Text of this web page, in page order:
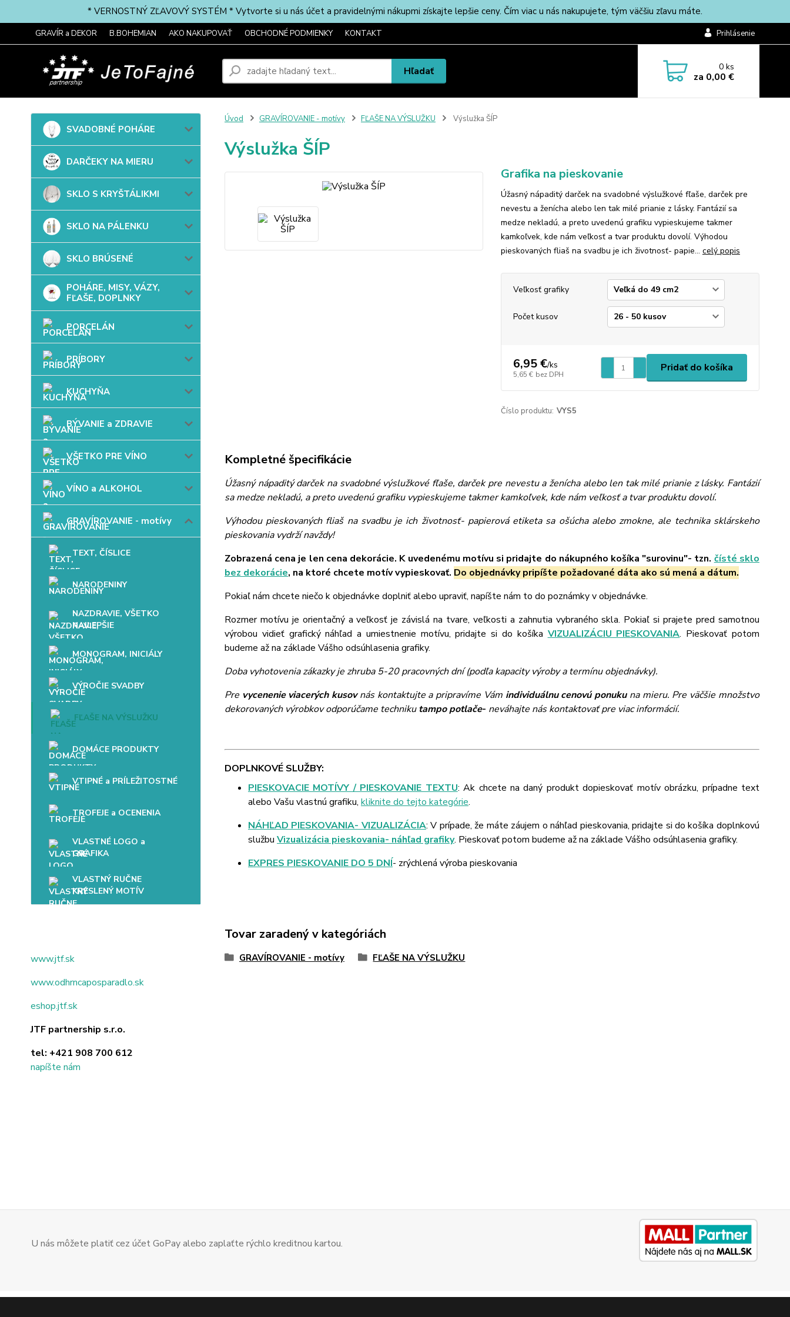
* VERNOSTNÝ ZĽAVOVÝ SYSTÉM * Vytvorte si u nás účet a pravidelnými nákupmi získajte lepšie ceny. Čím viac u nás nakupujete, tým väčšiu zľavu máte.
GRAVÍR a DEKOR B.BOHEMIAN AKO NAKUPOVAŤ OBCHODNÉ PODMIENKY KONTAKT Prihlásenie
Hľadať 0ks
za 0,00 €
SVADOBNÉ POHÁRE
DARČEKY NA MIERU
SKLO S KRYŠTÁLIKMI
SKLO NA PÁLENKU
SKLO BRÚSENÉ
POHÁRE, MISY, VÁZY,
FĽAŠE, DOPLNKY
PORCELÁN
PRÍBORY
KUCHYŇA
BÝVANIE a ZDRAVIE
VŠETKO PRE VÍNO
VÍNO a ALKOHOL
GRAVÍROVANIE - motívy
TEXT, ČÍSLICE
NARODENINY
NAZDRAVIE, VŠETKO
NAJLEPŠIE
MONOGRAM, INICIÁLY
VÝROČIE SVADBY
FĽAŠE NA VÝSLUŽKU
DOMÁCE PRODUKTY
VTIPNÉ a PRÍLEŽITOSTNÉ
TROFEJE a OCENENIA
VLASTNÉ LOGO a
GRAFIKA
VLASTNÝ RUČNE
KRESLENÝ MOTÍV
www.jtf.sk
www.odhrncaposparadlo.sk
eshop.jtf.sk
JTF partnership s.r.o.
tel: +421 908 700 612
napíšte nám
Úvod GRAVÍROVANIE - motívy FĽAŠE NA VÝSLUŽKU Výslužka ŠÍP
Výslužka ŠÍP
Grafika na pieskovanie
Úžasný nápaditý darček na svadobné výslužkové fľaše, darček pre
nevestu a ženícha alebo len tak milé prianie z lásky. Fantázií sa
medze nekladú, a preto uvedenú grafiku vypieskujeme takmer
kamkoľvek, kde nám veľkosť a tvar produktu dovolí. Výhodou
pieskovaných fliaš na svadbu je ich životnosť- papie... celý popis
Veľkosť grafiky
Počet kusov
6,95 €/ks
5,65 € bez DPH
Pridať do košíka
Číslo produktu: VYS5
Kompletné špecifikácie
Úžasný nápaditý darček na svadobné výslužkové fľaše, darček pre nevestu a ženícha alebo len tak milé prianie z lásky. Fantázií
sa medze nekladú, a preto uvedenú grafiku vypieskujeme takmer kamkoľvek, kde nám veľkosť a tvar produktu dovolí.
Výhodou pieskovaných fliaš na svadbu je ich životnosť- papierová etiketa sa ošúcha alebo zmokne, ale technika sklárskeho
pieskovania vydrží navždy!
Zobrazená cena je len cena dekorácie. K uvedenému motívu si pridajte do nákupného košíka "surovinu"- tzn. čísté sklo
bez dekorácie, na ktoré chcete motív vypieskovať. Do objednávky pripíšte požadované dáta ako sú mená a dátum.
Pokiaľ nám chcete niečo k objednávke doplniť alebo upraviť, napíšte nám to do poznámky v objednávke.
Rozmer motívu je orientačný a veľkosť je závislá na tvare, veľkosti a zahnutia vybraného skla. Pokiaľ si prajete pred samotnou
výrobou vidieť grafický náhľad a umiestnenie motívu, pridajte si do košíka VIZUALIZÁCIU PIESKOVANIA. Pieskovať potom
budeme až na základe Vášho odsúhlasenia grafiky.
Doba vyhotovenia zákazky je zhruba 5-20 pracovných dní (podľa kapacity výroby a termínu objednávky).
Pre vycenenie viacerých kusovnás kontaktujte a pripravíme Vám individuálnu cenovú ponukuna mieru. Pre väčšie množstvo
dekorovaných výrobkov odporúčame technikutampo potlače- neváhajte nás kontaktovať pre viac informácií.
DOPLNKOVÉ SLUŽBY:
PIESKOVACIE MOTÍVY / PIESKOVANIE TEXTU: Ak chcete na daný produkt dopieskovať motív obrázku, prípadne text
alebo Vašu vlastnú grafiku, kliknite do tejto kategórie.
NÁHĽAD PIESKOVANIA- VIZUALIZÁCIA: V prípade, že máte záujem o náhľad pieskovania, pridajte si do košíka doplnkovú
službu Vizualizácia pieskovania- náhľad grafiky. Pieskovať potom budeme až na základe Vášho odsúhlasenia grafiky.
EXPRES PIESKOVANIE DO 5 DNÍ- zrýchlená výroba pieskovania
Tovar zaradený v kategóriách
GRAVÍROVANIE - motívy FĽAŠE NA VÝSLUŽKU
U nás môžete platiť cez účet GoPay alebo zaplaťte rýchlo kreditnou kartou.